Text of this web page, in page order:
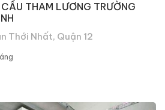
THAM LƯƠNG TRƯỜNG
Thới Nhất, Quận 12